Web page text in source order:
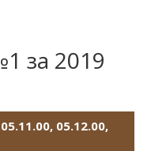
за 2019
05.12.00,